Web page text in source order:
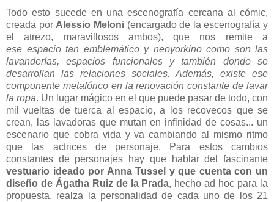
Todo esto sucede en una escenografía cercana al cómic,
creada por Alessio Meloni (encargado de la escenografía y
el atrezo, maravillosos ambos), que nos remite a
ese espacio tan emblemático y neoyorkino como son las
lavanderías, espacios funcionales y también donde se
desarrollan las relaciones sociales. Además, existe ese
componente metafórico en la renovación constante de lavar
la ropa. Un lugar mágico en el que puede pasar de todo, con
mil vueltas de tuerca al espacio, a los recovecos que se
crean, las lavadoras que mutan en infinidad de cosas... un
escenario que cobra vida y va cambiando al mismo ritmo
que las actrices de personaje. Para estos cambios
constantes de personajes hay que hablar del fascinante
vestuario ideado por Anna Tussel y que cuenta con un
diseño de Ágatha Ruiz de la Prada, hecho ad hoc para la
propuesta, realza la personalidad de cada uno de los 21